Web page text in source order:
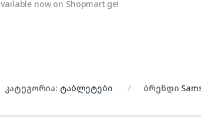
now on Shopmart.ge!
კატეგორია: ტაბლეტები ბრენდი